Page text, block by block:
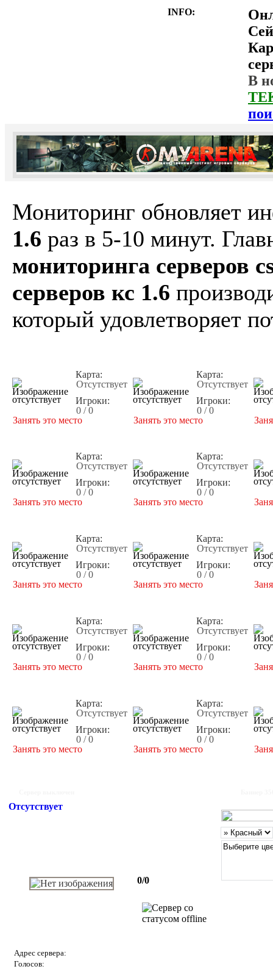
INFO:
В
Мониторинг обновляет
1.6 раз в 5-10 минут.
мониторинга серверов
серверов кс 1.6
который удовлетворяет
Карта:
Отсутствует
Игроки:
0 / 0
Занять это место
Карта:
Отсутствует
Игроки:
0 / 0
Занять это место
Карта:
Отсутствует
Игроки:
0 / 0
Занять это место
Карта:
Отсутствует
Игроки:
0 / 0
Занять это место
Карта:
Отсутствует
Игроки:
0 / 0
Занять это место
Карта:
Отсутствует
Игроки:
0 / 0
Занять это место
Карта:
Отсутствует
Игроки:
0 / 0
Занять это место
Карта:
Отсутствует
Игроки:
0 / 0
Занять это место
Карта:
Отсутствует
Игроки:
0 / 0
Занять это место
Карта:
Отсутствует
Игроки:
0 / 0
Занять это место
Отсутствует
0/0
Адрес сервера:
Голосов: